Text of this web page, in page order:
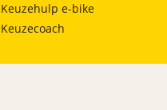
Keuzehulp e-bike
Keuzecoach